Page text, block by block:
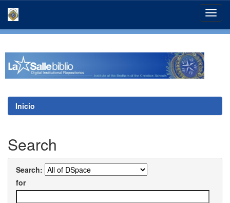
Inicio
Search
Search:
for